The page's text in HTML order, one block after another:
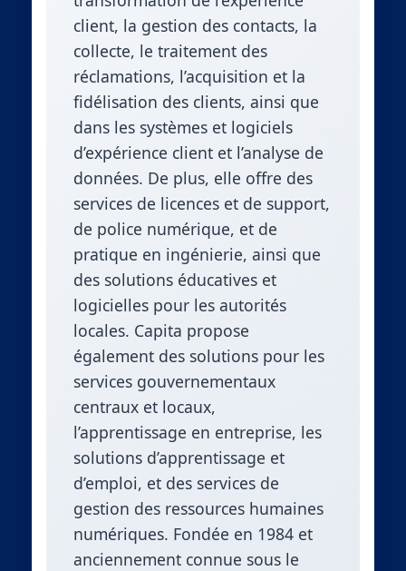
client, la gestion des contacts, la
collecte, le traitement des
réclamations, l’acquisition et la
fidélisation des clients, ainsi que
dans les systèmes et logiciels
d’expérience client et l’analyse de
données. De plus, elle offre des
services de licences et de support,
de police numérique, et de
pratique en ingénierie, ainsi que
des solutions éducatives et
logicielles pour les autorités
locales. Capita propose
également des solutions pour les
services gouvernementaux
centraux et locaux,
l’apprentissage en entreprise, les
solutions d’apprentissage et
d’emploi, et des services de
gestion des ressources humaines
numériques. Fondée en 1984 et
anciennement connue sous le